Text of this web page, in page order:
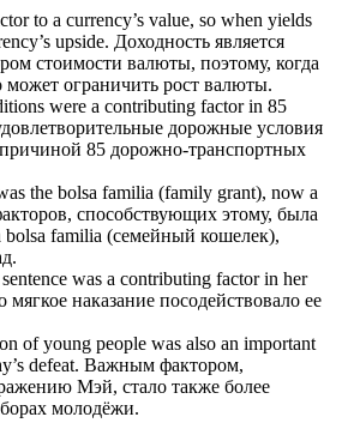
to a currency’s value, so when yields
upside. Доходность является
стоимости валюты, поэтому, когда
может ограничить рост валюты.
were a contributing factorin 85
дорожные условия
85 дорожно-транспортных
the bolsa familia (family grant), now a
способствующих этому, была
bolsa familia (семейный кошелек),
was a contributing factorin her
мягкое наказание посодействовало ее
of young people was also an important
defeat. Важным фактором,
Мэй, стало также более
молодёжи.